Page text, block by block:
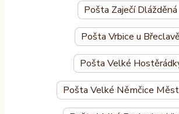
Pošta Zaječí Dlážděná
Pošta Vrbice u Břeclavě
Pošta Velké
Pošta Velké Němčice